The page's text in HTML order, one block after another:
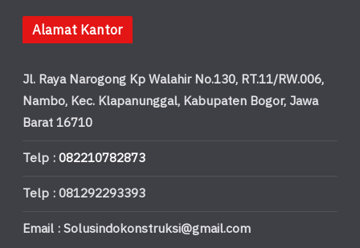
Alamat Kantor
Jl. Raya Narogong Kp Walahir No.130, RT.11/RW.006,
Nambo, Kec. Klapanunggal, Kabupaten Bogor, Jawa
Barat 16710
Telp :082210782873
Telp : 081292293393
Email : Solusindokonstruksi@gmail.com